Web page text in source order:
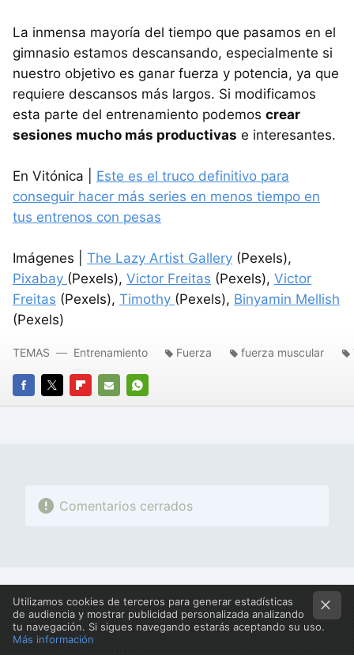
La inmensa mayoría del tiempo que pasamos en el
gimnasio estamos descansando, especialmente si
nuestro objetivo es ganar fuerza y potencia, ya que
requiere descansos más largos. Si modificamos
esta parte del entrenamiento podemos crear
sesiones mucho más productivas e interesantes.
En Vitónica | Este es el truco definitivo para
conseguir hacer más series en menos tiempo en
tus entrenos con pesas
Imágenes | The Lazy Artist Gallery (Pexels),
Pixabay (Pexels), Victor Freitas (Pexels), Victor
Freitas (Pexels), Timothy (Pexels), Binyamin Mellish
(Pexels)
FACEBOOK
TWITTERFLIPBOARD
E-
WHATSAPP
TEMAS Entrenamiento Fuerza fuerza muscular
Comentarios cerrados
Utilizamos cookies de terceros para generar estadísticas
de audiencia y mostrar publicidad personalizada analizando
tu navegación. Si sigues navegando estarás aceptando su uso.
Más información